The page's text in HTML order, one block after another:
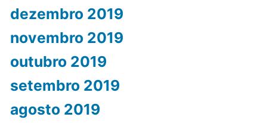
dezembro 2019
novembro 2019
outubro 2019
setembro 2019
agosto 2019